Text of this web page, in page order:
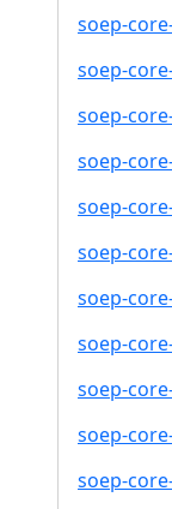
soep-
soep-
soep-
soep-
soep-
soep-
soep-
soep-
soep-
soep-
soep-